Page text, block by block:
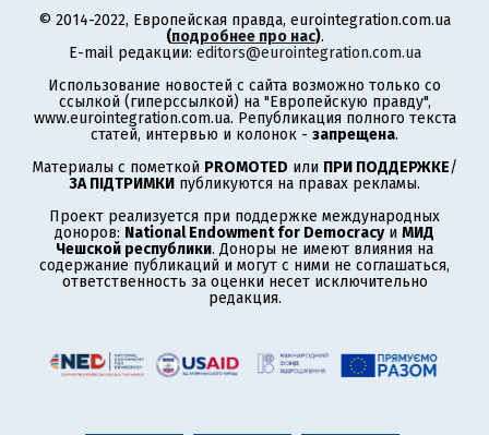
© 2014-2022, Европейская правда, eurointegration.com.ua
(подробнее про нас).
E-mail редакции: editors@eurointegration.com.ua
Использование новостей с сайта возможно только со
ссылкой (гиперссылкой) на "Европейскую правду",
www.eurointegration.com.ua. Републикация полного текста
статей, интервью и колонок - запрещена.
Материалы с пометкой PROMOTED или ПРИ ПОДДЕРЖКЕ/
ЗА ПІДТРИМКИ публикуются на правах рекламы.
Проект реализуется при поддержке международных
доноров: National Endowment for Democracyи МИД
Чешской республики. Доноры не имеют влияния на
содержание публикаций и могут с ними не соглашаться,
ответственность за оценки несет исключительно
редакция.